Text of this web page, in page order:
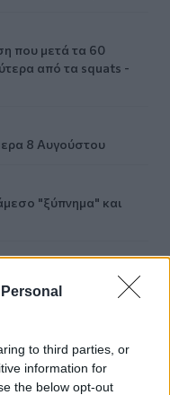
to third parties, or
information for
the below opt-out
που μετά τα 60
από τα squats -
8 Αυγούστου
"ξύπνημα" και
και σήμερα στην
στα Αχλάδια -